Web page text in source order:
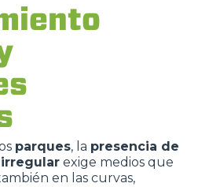
parques, la presencia de
exige medios que
en las curvas,